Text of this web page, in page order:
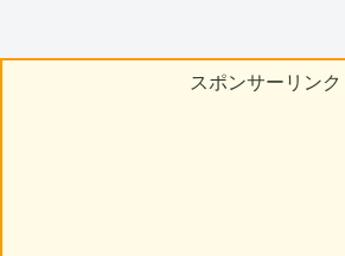
スポンサーリンク